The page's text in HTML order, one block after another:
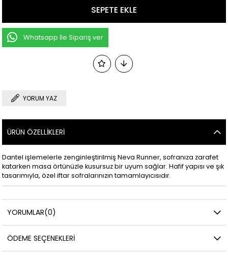
Whatsapp İle Sipariş ver
YORUM YAZ
ÜRÜN ÖZELLIKLERI
Dantel işlemelerle zenginleştirilmiş Neva Runner, sofranıza zarafet
katarken masa örtünüzle kusursuz bir uyum sağlar. Hafif yapısı ve şık
tasarımıyla, özel iftar sofralarınızın tamamlayıcısıdır.
YORUMLAR(0)
ÖDEME SEÇENEKLERI